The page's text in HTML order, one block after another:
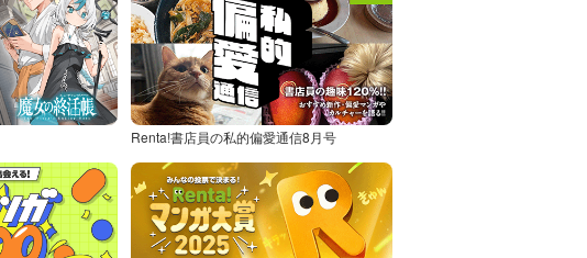
Renta!書店員の私的偏愛通信8月号